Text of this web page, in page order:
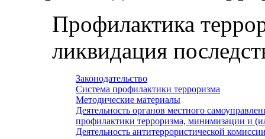
Профилактика
ликвидация
Законодательство
Система профилактики терроризма
Методические материалы
Деятельность органов местного
профилактики терроризма, минимизации и
Деятельность антитеррористической